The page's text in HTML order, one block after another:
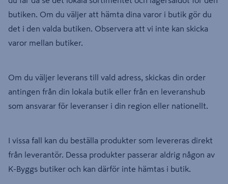
butiken. Om du väljer att hämta dina varor i butik gör du
det i den valda butiken. Observera att vi inte kan skicka
varor mellan butiker.
Om du väljer leverans till vald adress, skickas din order
antingen från din lokala butik eller från en leveranshub
som ansvarar för leveranser i din region eller nationellt.
I vissa fall kan du beställa produkter som levereras direkt
från leverantör. Dessa produkter passerar aldrig någon av
K-Byggs butiker och kan därför inte hämtas i butik.